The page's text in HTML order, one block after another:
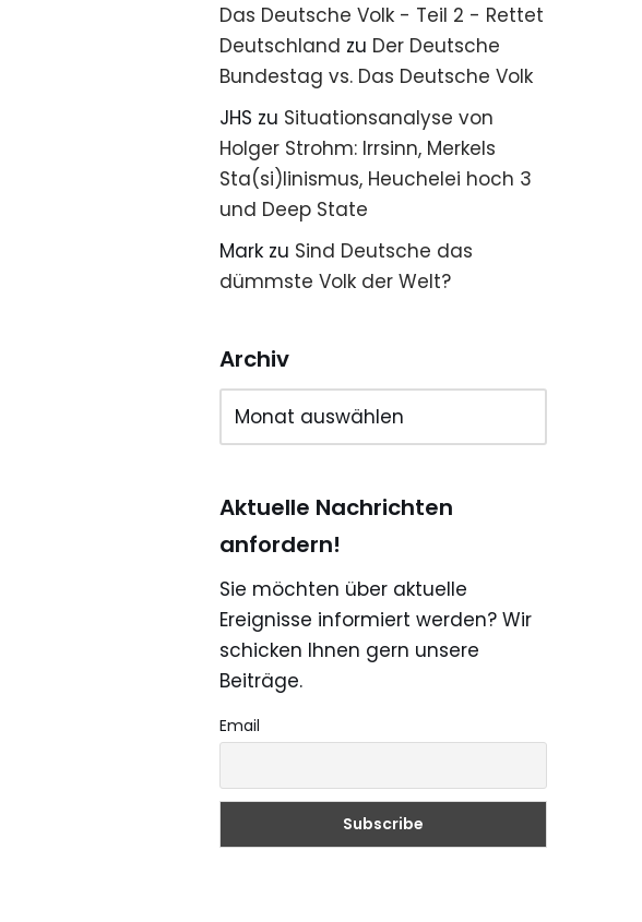
Das Deutsche Volk - Teil 2 - Rettet
Deutschland zu Der Deutsche
Bundestag vs. Das Deutsche Volk
JHS zu Situationsanalyse von
Holger Strohm: Irrsinn, Merkels
Sta(si)linismus, Heuchelei hoch 3
und Deep State
Mark zu Sind Deutsche das
dümmste Volk der Welt?
Archiv
Aktuelle Nachrichten
anfordern!
Sie möchten über aktuelle
Ereignisse informiert werden? Wir
schicken Ihnen gern unsere
Beiträge.
Email